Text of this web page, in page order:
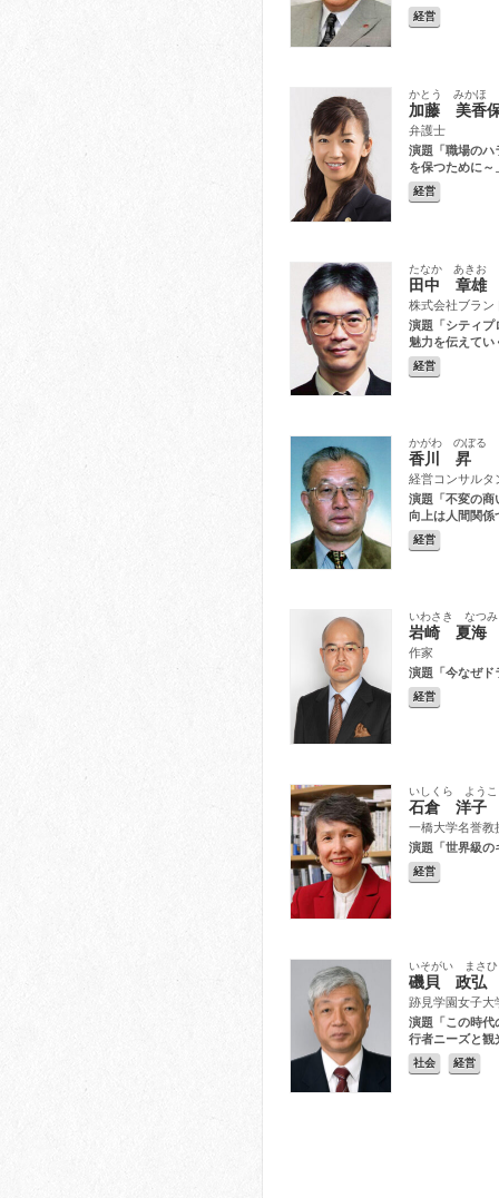
経営
かとう みかほ
加藤 美香
弁護士
演題「職場のハ
を保つために～
経営
たなか あきお
田中 章雄
株式会社ブラン
演題「シティプ
魅力を伝えてい
経営
かがわ のぼる
香川 昇
経営コンサルタ
演題「不変の商
向上は人間関係
経営
いわさき なつみ
岩崎 夏海
作家
演題「今なぜド
経営
いしくら ようこ
石倉 洋子
一橋大学名誉教
演題「世界級の
経営
いそがい まさひ
磯貝 政弘
跡見学園女子大
演題「この時代
行者ニーズと観
社会 経営